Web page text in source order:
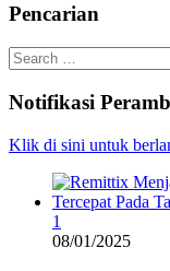
Pencarian
Search
for:
Notifikasi
Klik di sini untuk
1
08/01/2025